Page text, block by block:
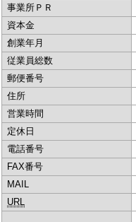
事業所ＰＲ
資本金
創業年月
従業員総数
郵便番号
住所
営業時間
定休日
電話番号
FAX番号
MAIL
URL